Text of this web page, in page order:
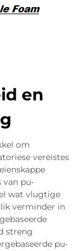
en
om
vereistes
van pu-
wat vlugtige
verminder in
streng
pu-